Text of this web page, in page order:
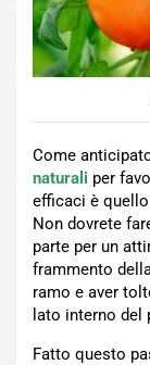
Come
naturali per
efficaci è
Non dovrete
parte per un
frammento
ramo e aver
lato interno del
Fatto questo